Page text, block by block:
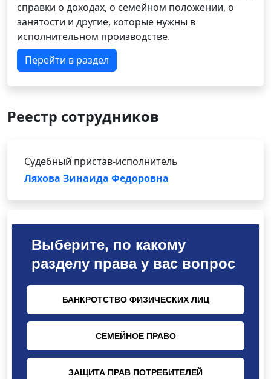
справки о доходах, о семейном положении, о
занятости и другие, которые нужны в
исполнительном производстве.
Перейти в раздел
Реестр сотрудников
Судебный пристав-исполнитель
Ляхова Зинаида Федоровна